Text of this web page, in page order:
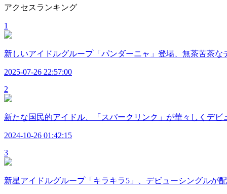
アクセスランキング
1
新しいアイドルグループ「パンダーニャ」登場、無茶苦茶な
2025-07-26 22:57:00
2
新たな国民的アイドル、「スパークリンク」が華々しくデビ
2024-10-26 01:42:15
3
新星アイドルグループ「キラキラ5」、デビューシングルが配